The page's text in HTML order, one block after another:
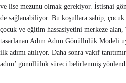
ve lise mezunu olmak gerekiyor. İstisnai
de sağlanabiliyor. Bu koşullara sahip,
çocuk ve eğitim hassasiyetini merkeze
tasarlanan Adım Adım Gönüllülük Modeli
ilk adımı atılıyor. Daha sonra vakıf
adım’ gönüllülük süreci belirlenmiş